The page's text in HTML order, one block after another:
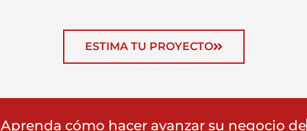
ESTIMA TU PROYECTO
Aprenda cómo hacer avanzar su negocio de